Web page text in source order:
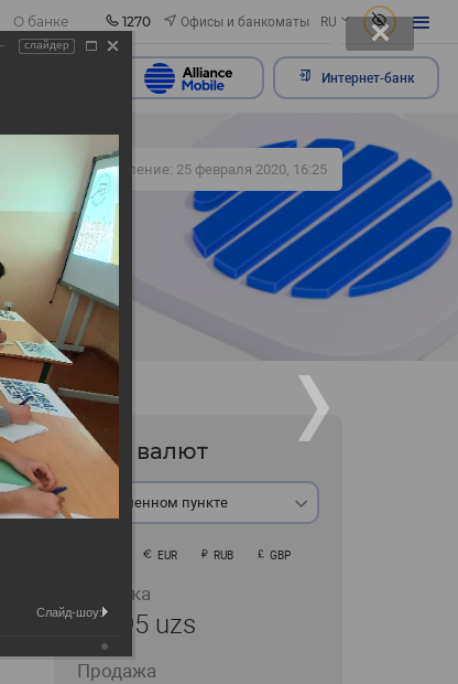
О банке 1270 Офисы и банкоматы RU
Интернет-банк
Обновление: 25 февраля 2020, 16:25
Курс валют
В обменном пункте
EUR RUB GBP
Покупка
11895 uzs
Продажа
слайдер
Слайд-шоу: